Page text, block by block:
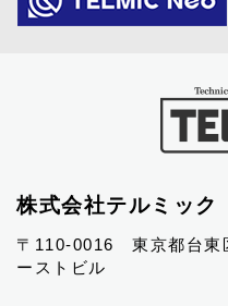
株式会社テルミック
〒110-0016 東京都台東
ーストビル